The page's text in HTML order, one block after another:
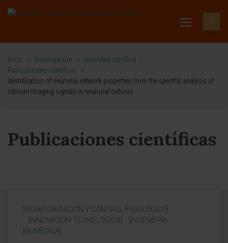
Inicio > Investigación > Actividad científica
>
Publicaciones científicas
>
Identification of neuronal network properties from the spectral analysis of
calcium imaging signals in neuronal cultures
Publicaciones científicas
[MONITORIZACIÓN Y CONTROL FISIOLÓGICO]
[INNOVACIÓN TECNOLÓGICA]
[INGENIERÍA
BIOMÉDICA]